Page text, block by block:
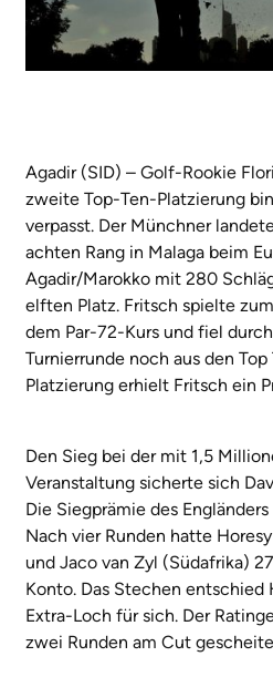
Agadir (SID) – Golf-Rookie
zweite Top-Ten-Platzierung
verpasst. Der Münchner
achten Rang in Malaga beim
Agadir/Marokko mit 280
elften Platz. Fritsch spielte
dem Par-72-Kurs und fiel
Turnierrunde noch aus den Top
Platzierung erhielt Fritsch ein
Den Sieg bei der mit 1,5
Veranstaltung sicherte sich
Die Siegprämie des
Nach vier Runden hatte
und Jaco van Zyl (Südafrika)
Konto. Das Stechen entschied
Extra-Loch für sich. Der
zwei Runden am Cut